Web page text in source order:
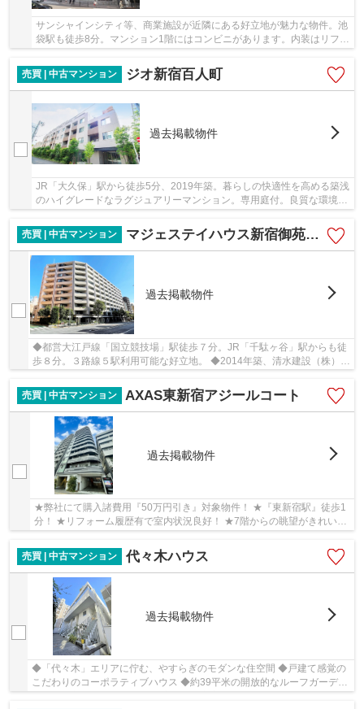
サンシャインシティ等、商業施設が近隣にある好立地が魅力な物件。池
袋駅も徒歩8分。マンション1階にはコンビニがあります。内装はリフォ
売買 | 中古マンション
ジオ新宿百人町
過去掲載物件
JR「大久保」駅から徒歩5分、2019年築。暮らしの快適性を高める築浅
のハイグレードなラグジュアリーマンション。専用庭付。良質な環境と
心安らぐ住空間。
売買 | 中古マンション
マジェステイハウス新宿御苑パークナード
過去掲載物件
◆都営大江戸線「国立競技場」駅徒歩７分。JR「千駄ヶ谷」駅からも徒
歩８分。３路線５駅利用可能な好立地。 ◆2014年築、清水建設（株）施
売買 | 中古マンション
AXAS東新宿アジールコート
過去掲載物件
★弊社にて購入諸費用『50万円引き』対象物件！ ★『東新宿駅』徒歩1
分！ ★リフォーム履歴有で室内状況良好！ ★7階からの眺望がきれいで
売買 | 中古マンション
代々木ハウス
過去掲載物件
◆「代々木」エリアに佇む、やすらぎのモダンな住空間 ◆戸建て感覚の
こだわりのコーポラティブハウス ◆約39平米の開放的なルーフガーデン